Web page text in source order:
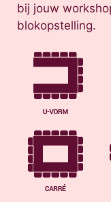
bij jouw
blokopstelling.